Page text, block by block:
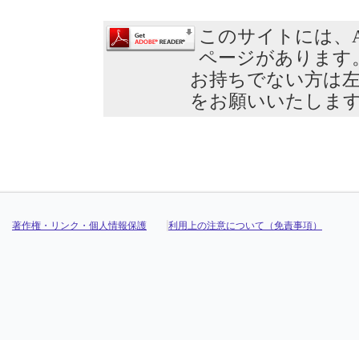
このサイトには、
ページがあります
お持ちでない方は
をお願いいたしま
著作権・リンク・個人情報保護 利用上の注意について（免責事項）